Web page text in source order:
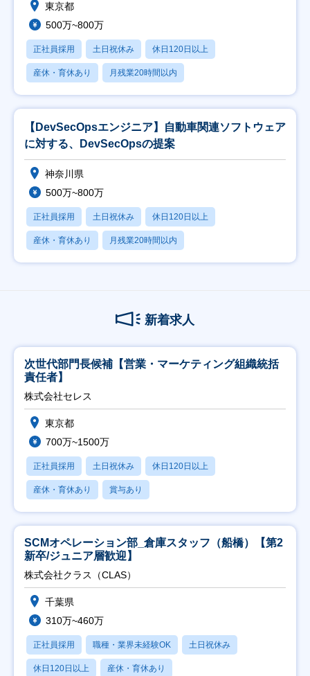
東京都
500万~800万
正社員採用 土日祝休み 休日120日以上
産休・育休あり 月残業20時間以内
【DevSecOpsエンジニア】自動車関連ソフトウェア
に対する、DevSecOpsの提案
神奈川県
500万~800万
正社員採用 土日祝休み 休日120日以上
産休・育休あり 月残業20時間以内
新着求人
次世代部門長候補【営業・マーケティング組織統括
責任者】
株式会社セレス
東京都
700万~1500万
正社員採用 土日祝休み 休日120日以上
産休・育休あり 賞与あり
SCMオペレーション部_倉庫スタッフ（船橋）【第2
新卒/ジュニア層歓迎】
株式会社クラス（CLAS）
千葉県
310万~460万
正社員採用 職種・業界未経験OK 土日祝休み
休日120日以上 産休・育休あり